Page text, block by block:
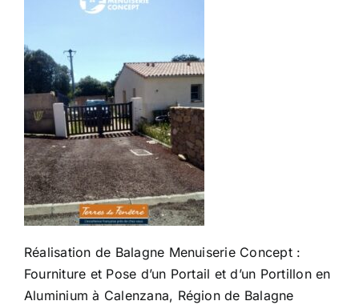
Réalisation de Balagne Menuiserie Concept :
Fourniture et Pose d’un Portail et d’un Portillon en
Aluminium à Calenzana, Région de Balagne